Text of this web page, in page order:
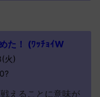
た！ (ﾜｯﾁｮｲW
火)
えることに意味が